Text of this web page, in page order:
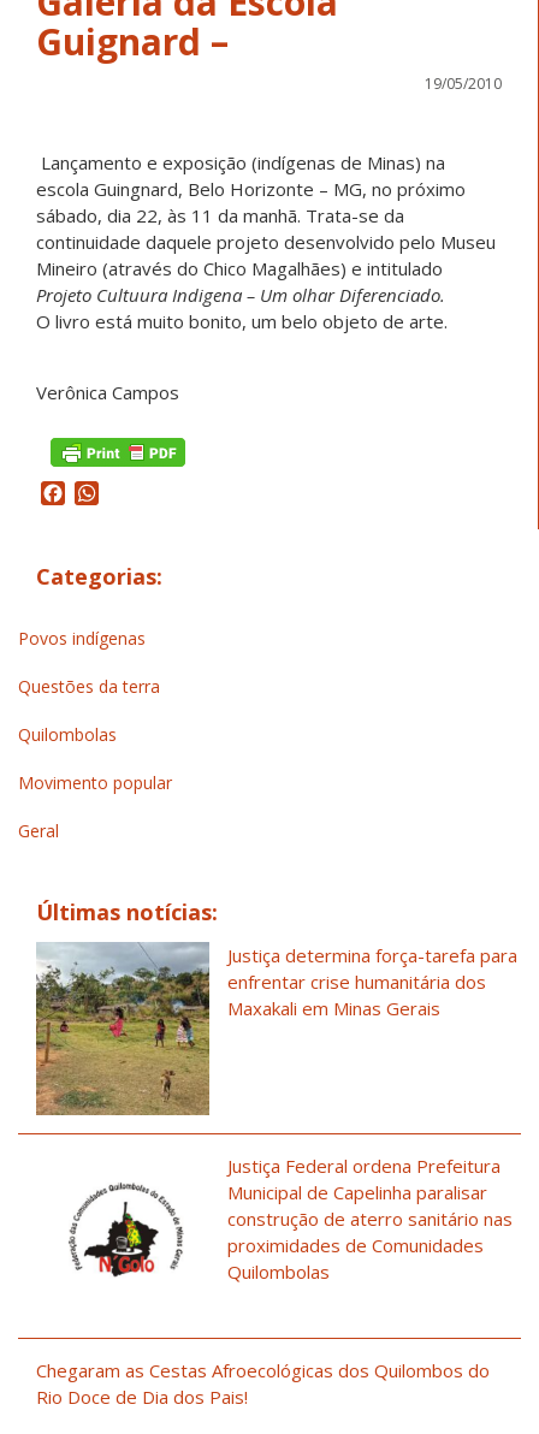
Guignard –
19/05/2010
Lançamento e exposição (indígenas de Minas) na
escola Guingnard, Belo Horizonte – MG, no próximo
sábado, dia 22, às 11 da manhã. Trata-se da
continuidade daquele projeto desenvolvido pelo Museu
Mineiro (através do Chico Magalhães) e intitulado
Projeto Cultuura Indigena – Um olhar Diferenciado.
O livro está muito bonito, um belo objeto de arte.
Verônica Campos
Facebook
Categorias:
Povos indígenas
Questões da terra
Quilombolas
Movimento popular
Geral
Últimas notícias:
Justiça determina força-tarefa para
enfrentar crise humanitária dos
Maxakali em Minas Gerais
Justiça Federal ordena Prefeitura
Municipal de Capelinha paralisar
construção de aterro sanitário nas
proximidades de Comunidades
Quilombolas
Chegaram as Cestas Afroecológicas dos Quilombos do
Rio Doce de Dia dos Pais!